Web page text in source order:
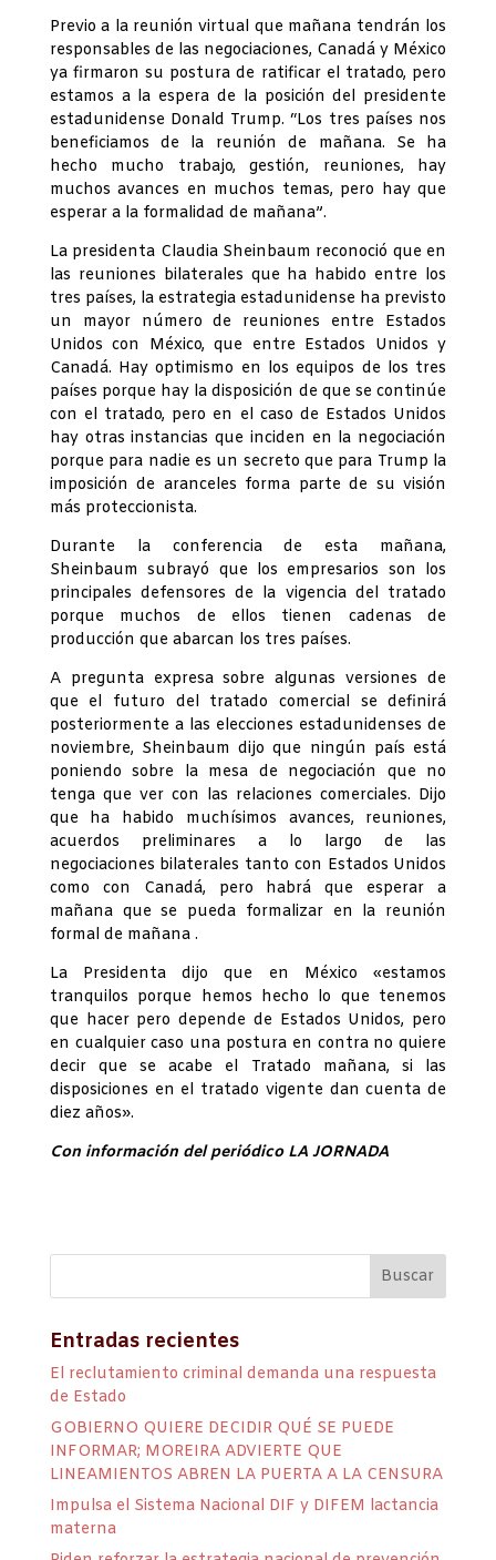
Previo a la reunión virtual que mañana tendrán los
responsables de las negociaciones, Canadá y México
ya firmaron su postura de ratificar el tratado, pero
estamos a la espera de la posición del presidente
estadunidense Donald Trump. “Los tres países nos
beneficiamos de la reunión de mañana. Se ha
hecho mucho trabajo, gestión, reuniones, hay
muchos avances en muchos temas, pero hay que
esperar a la formalidad de mañana”.
La presidenta Claudia Sheinbaum reconoció que en
las reuniones bilaterales que ha habido entre los
tres países, la estrategia estadunidense ha previsto
un mayor número de reuniones entre Estados
Unidos con México, que entre Estados Unidos y
Canadá. Hay optimismo en los equipos de los tres
países porque hay la disposición de que se continúe
con el tratado, pero en el caso de Estados Unidos
hay otras instancias que inciden en la negociación
porque para nadie es un secreto que para Trump la
imposición de aranceles forma parte de su visión
más proteccionista.
Durante la conferencia de esta mañana,
Sheinbaum subrayó que los empresarios son los
principales defensores de la vigencia del tratado
porque muchos de ellos tienen cadenas de
producción que abarcan los tres países.
A pregunta expresa sobre algunas versiones de
que el futuro del tratado comercial se definirá
posteriormente a las elecciones estadunidenses de
noviembre, Sheinbaum dijo que ningún país está
poniendo sobre la mesa de negociación que no
tenga que ver con las relaciones comerciales. Dijo
que ha habido muchísimos avances, reuniones,
acuerdos preliminares a lo largo de las
negociaciones bilaterales tanto con Estados Unidos
como con Canadá, pero habrá que esperar a
mañana que se pueda formalizar en la reunión
formal de mañana .
La Presidenta dijo que en México «estamos
tranquilos porque hemos hecho lo que tenemos
que hacer pero depende de Estados Unidos, pero
en cualquier caso una postura en contra no quiere
decir que se acabe el Tratado mañana, si las
disposiciones en el tratado vigente dan cuenta de
diez años».
Con información del periódico LA JORNADA
Entradas recientes
El reclutamiento criminal demanda una respuesta
de Estado
GOBIERNO QUIERE DECIDIR QUÉ SE PUEDE
INFORMAR; MOREIRA ADVIERTE QUE
LINEAMIENTOS ABREN LA PUERTA A LA CENSURA
Impulsa el Sistema Nacional DIF y DIFEM lactancia
materna